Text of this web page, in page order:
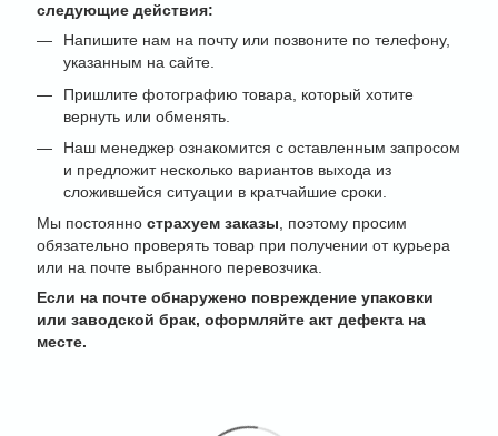
следующие действия:
Напишите нам на почту или позвоните по телефону,
указанным на сайте.
Пришлите фотографию товара, который хотите
вернуть или обменять.
Наш менеджер ознакомится с оставленным запросом
и предложит несколько вариантов выхода из
сложившейся ситуации в кратчайшие сроки.
Мы постоянно страхуем заказы, поэтому просим
обязательно проверять товар при получении от курьера
или на почте выбранного перевозчика.
Если на почте обнаружено повреждение упаковки
или заводской брак, оформляйте акт дефекта на
месте.